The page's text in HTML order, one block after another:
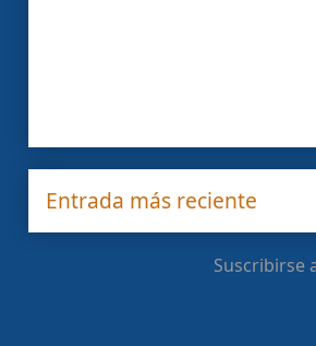
Entrada más reciente
Suscribirse